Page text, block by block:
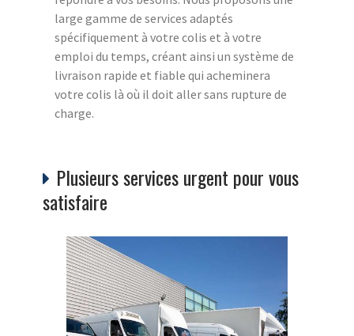
large gamme de services adaptés
spécifiquement à votre colis et à votre
emploi du temps, créant ainsi un système de
livraison rapide et fiable qui acheminera
votre colis là où il doit aller sans rupture de
charge.
Plusieurs services urgent pour vous
satisfaire